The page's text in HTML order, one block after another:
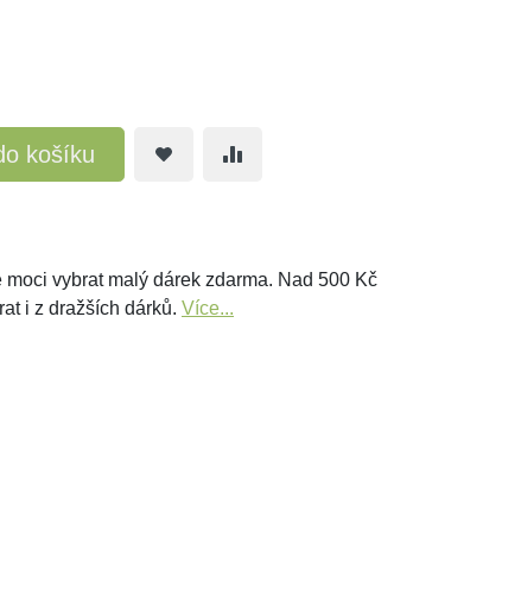
košíku
vybrat malý dárek zdarma. Nad 500 Kč
i z dražších dárků. Více...